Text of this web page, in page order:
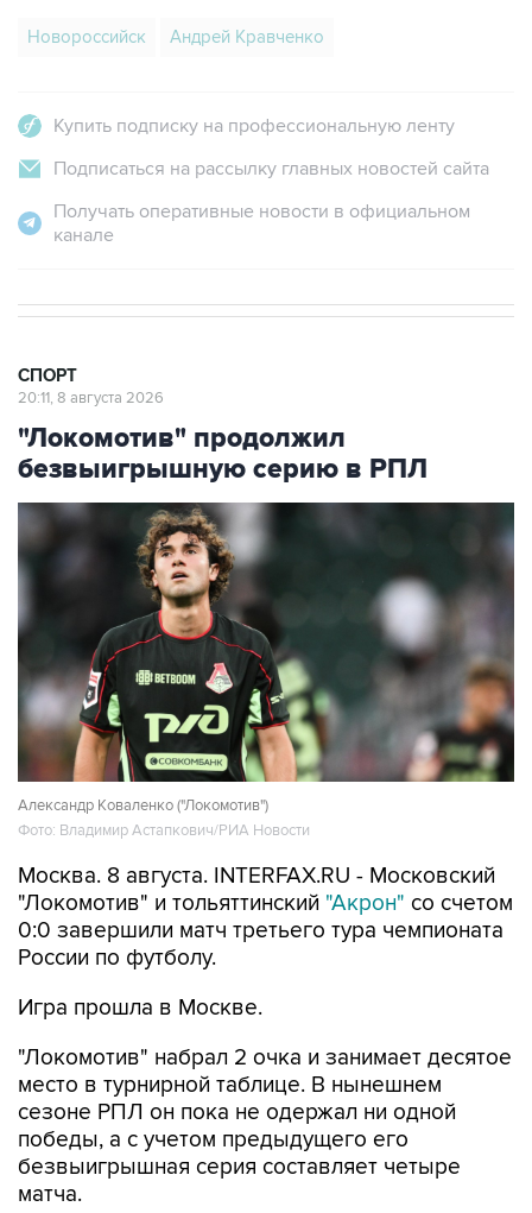
Новороссийск Андрей Кравченко
Купить подписку на профессиональную ленту
Подписаться на рассылку главных новостей сайта
Получать оперативные новости в официальном
канале
СПОРТ
20:11, 8 августа 2026
"Локомотив" продолжил
безвыигрышную серию в РПЛ
Александр Коваленко ("Локомотив")
Фото: Владимир Астапкович/РИА Новости
Москва. 8 августа. INTERFAX.RU - Московский
"Локомотив" и тольяттинский "Акрон" со счетом
0:0 завершили матч третьего тура чемпионата
России по футболу.
Игра прошла в Москве.
"Локомотив" набрал 2 очка и занимает десятое
место в турнирной таблице. В нынешнем
сезоне РПЛ он пока не одержал ни одной
победы, а с учетом предыдущего его
безвыигрышная серия составляет четыре
матча.